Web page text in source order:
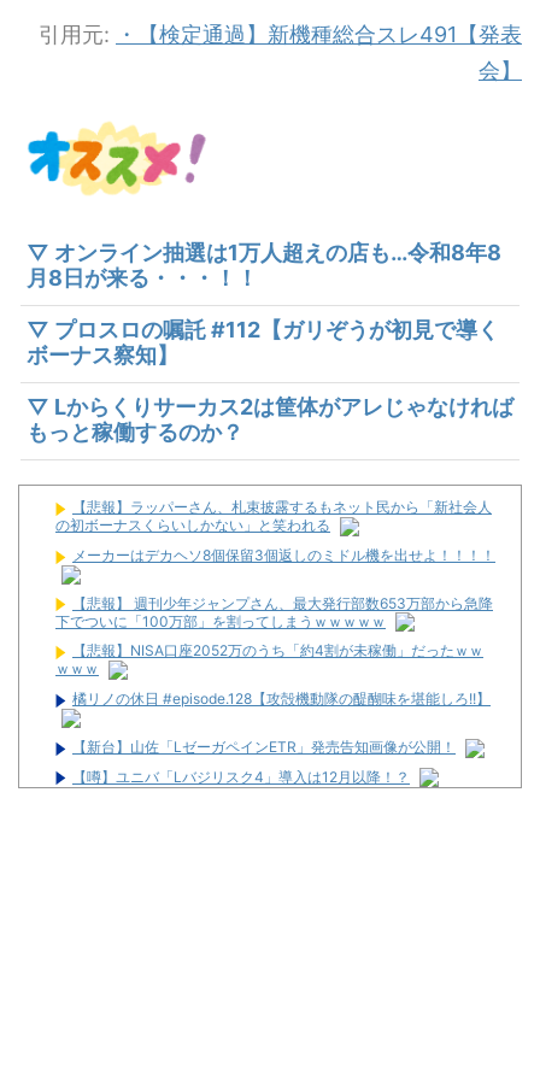
引用元:
・【検定通過】新機種総合スレ491【発表
会】
▽ オンライン抽選は1万人超えの店も…令和8年8
月8日が来る・・・！！
▽ プロスロの嘱託 #112【ガリぞうが初見で導く
ボーナス察知】
▽ Lからくりサーカス2は筐体がアレじゃなければ
もっと稼働するのか？
【悲報】ラッパーさん、札束披露するもネット民から「新社会人
の初ボーナスくらいしかない」と笑われる
メーカーはデカヘソ8個保留3個返しのミドル機を出せよ！！！！
【悲報】 週刊少年ジャンプさん、最大発行部数653万部から急降
下でついに「100万部」を割ってしまうｗｗｗｗｗ
【悲報】NISA口座2052万のうち「約4割が未稼働」だったｗｗ
ｗｗｗ
橘リノの休日 #episode.128【攻殻機動隊の醍醐味を堪能しろ!!】
【新台】山佐「LゼーガペインETR」発売告知画像が公開！
【噂】ユニバ「Lバジリスク4」導入は12月以降！？